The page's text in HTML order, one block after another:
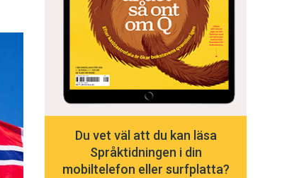
Du vet väl att du kan läsa
Språktidningen i din
mobiltelefon eller surfplatta?